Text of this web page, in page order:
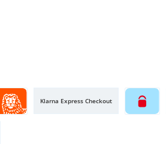
Klarna Express Checkout